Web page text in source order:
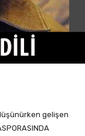
gelişen